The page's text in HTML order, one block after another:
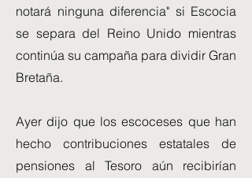
notará ninguna diferencia" si Escocia
se separa del Reino Unido mientras
continúa su campaña para dividir Gran
Bretaña.
Ayer dijo que los escoceses que han
hecho contribuciones estatales de
pensiones al Tesoro aún recibirían